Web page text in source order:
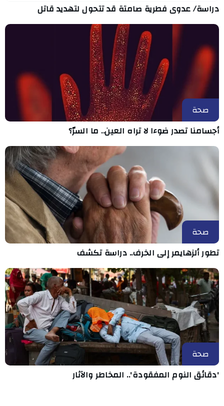
دراسة/ عدوى فطرية صامتة قد تتحول لتهديد قاتل
صحة
أجسامنا تصدر ضوءا لا تراه العين.. ما السرّ؟
صحة
تطور ألزهايمر إلى الخرف.. دراسة تكشف
صحة
'دقائق النوم المفقودة'.. المخاطر والآثار